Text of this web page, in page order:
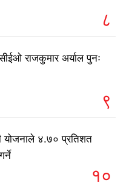
८
राजकुमार अर्याल पुनः
९
योजनाले ४.७० प्रतिशत
१०